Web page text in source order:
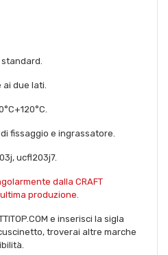
due lati.
fissaggio e ingrassatore.
ucfl203j7.
dalla CRAFT
produzione.
e inserisci la sigla
troverai altre marche